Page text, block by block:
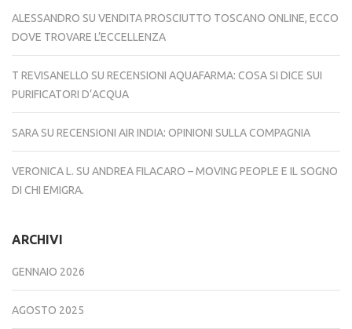
ALESSANDRO SU VENDITA PROSCIUTTO TOSCANO ONLINE, ECCO
DOVE TROVARE L’ECCELLENZA
T REVISANELLO SU RECENSIONI AQUAFARMA: COSA SI DICE SUI
PURIFICATORI D’ACQUA
SARA SU RECENSIONI AIR INDIA: OPINIONI SULLA COMPAGNIA
VERONICA L. SU ANDREA FILACARO – MOVING PEOPLE E IL SOGNO
DI CHI EMIGRA.
ARCHIVI
GENNAIO 2026
AGOSTO 2025